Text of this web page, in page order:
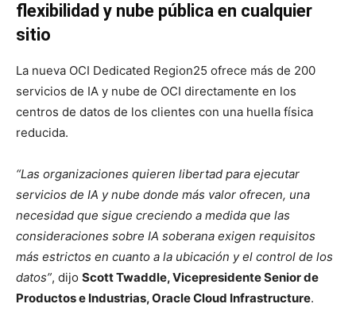
flexibilidad y nube pública en cualquier
sitio
La nueva OCI Dedicated Region25 ofrece más de 200
servicios de IA y nube de OCI directamente en los
centros de datos de los clientes con una huella física
reducida.
“Las organizaciones quieren libertad para ejecutar
servicios de IA y nube donde más valor ofrecen, una
necesidad que sigue creciendo a medida que las
consideraciones sobre IA soberana exigen requisitos
más estrictos en cuanto a la ubicación y el control de los
datos”, dijo Scott Twaddle, Vicepresidente Senior de
Productos e Industrias, Oracle Cloud Infrastructure.